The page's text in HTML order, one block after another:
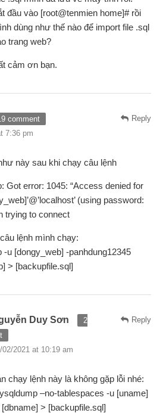
đầu vào [root@tenmien home]# rồi
dùng như thế nào để import file .sql
trang web?
cảm ơn bạn.
Reply
comment
7:36 pm
này sau khi chạy câu lệnh
Got error: 1045: “Access denied for
(using password:
trying to connect
lệnh mình chạy:
-u [dongy_web] -panhdung12345
> [backupfile.sql]
Reply
Duy Sơn
2
02/2021 at 10:19 am
chạy lệnh này là không gặp lỗi nhé:
–no-tablespaces -u [uname]
[dbname] > [backupfile.sql]